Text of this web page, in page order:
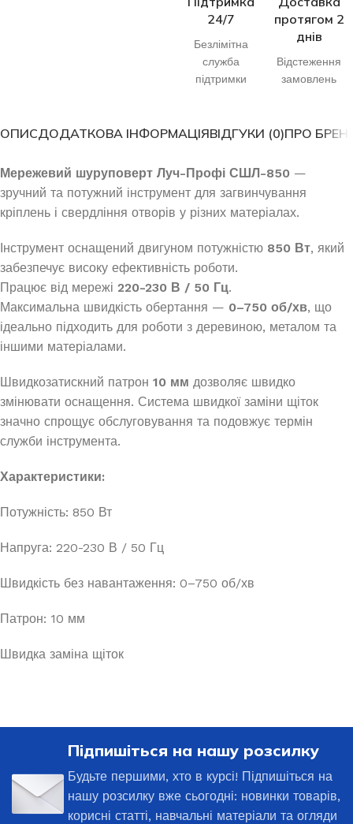
24/7
Безлімітна
служба
підтримки
протягом 2
днів
Відстеження
замовлень
ОПИСДОДАТКОВА ІНФОРМАЦІЯВІДГУКИ (0)ПРО
Мережевий шуруповерт Луч-Профі СШЛ-850 —
зручний та потужний інструмент для загвинчування
кріплень і свердління отворів у різних матеріалах.
Інструмент оснащений двигуном потужністю 850 Вт, який
забезпечує високу ефективність роботи.
Працює від мережі 220-230 В / 50 Гц.
Максимальна швидкість обертання — 0–750 об/хв, що
ідеально підходить для роботи з деревиною, металом та
іншими матеріалами.
Швидкозатискний патрон 10 мм дозволяє швидко
змінювати оснащення. Система швидкої заміни щіток
значно спрощує обслуговування та подовжує термін
служби інструмента.
Характеристики:
Потужність: 850 Вт
Напруга: 220-230 В / 50 Гц
Швидкість без навантаження: 0–750 об/хв
Патрон: 10 мм
Швидка заміна щіток
Підпишіться на нашу розсилку
Будьте першими, хто в курсі! Підпишіться на
нашу розсилку вже сьогодні: новинки товарів,
корисні статті, навчальні матеріали та огляди